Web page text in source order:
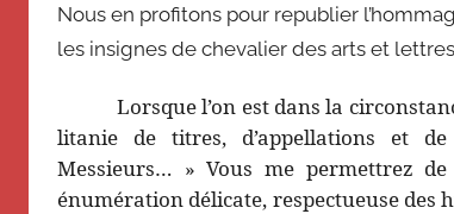
SuisseNous en profitons pour republier
les insignes de chevalier des arts et lettres
Lorsque l’on est dans la
litanie de titres, d’appellations et
Messieurs… » Vous me permettrez
énumération délicate, respectueuse des